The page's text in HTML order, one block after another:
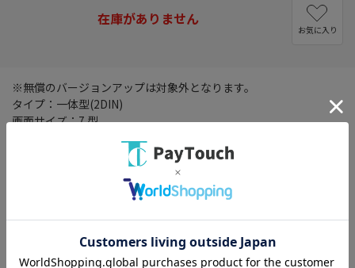
在庫がありません
お気に入り
※無償のバージョンアップは対象外となります。
タイプ：一体型(2DIN)
画面サイズ：7 型
TVチューナー：フルセグ(地デジ)
搭載プレーヤー：DVD/CD
その他機能：VICS/VICS WIDE/Bluetooth 3.0+EDR